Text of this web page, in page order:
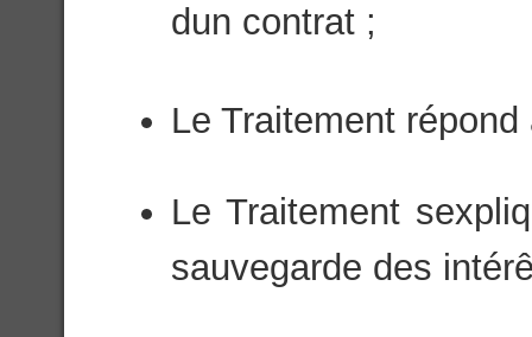
dun contrat ;
Le Traitement
Le Traitement
sauvegarde des